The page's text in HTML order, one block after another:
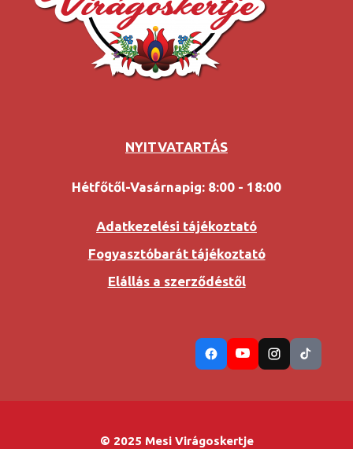
NYITVATARTÁS
Hétfőtől-Vasárnapig: 8:00 - 18:00
Adatkezelési tájékoztató
Fogyasztóbarát tájékoztató
Elállás a szerződéstől
© 2025 Mesi Virágoskertje